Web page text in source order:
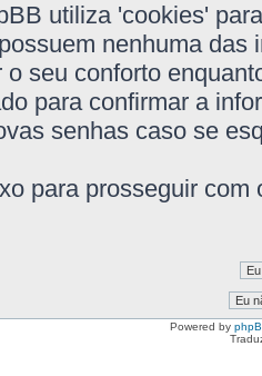
utiliza 'cookies'
nenhuma
o seu conforto
para confirmar a
senhas caso se
para prosseguir
Powered by